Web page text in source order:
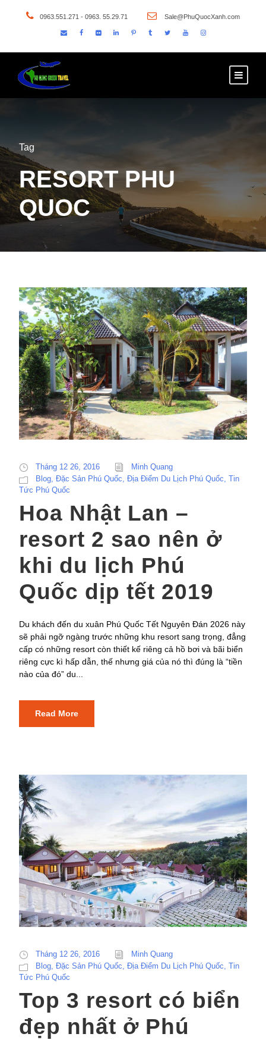
0963.551.271 - 0963. 55.29.71 Sale@PhuQuocXanh.com
Tag
RESORT PHU
QUOC
Tháng 12 26, 2016
Minh Quang
Blog, Đặc Sản Phú Quốc, Địa Điểm Du Lịch Phú Quốc, Tin
Tức Phú Quốc
Hoa Nhật Lan –
resort 2 sao nên ở
khi du lịch Phú
Quốc dịp tết 2019
Du khách đến du xuân Phú Quốc Tết Nguyên Đán 2026 này
sẽ phải ngỡ ngàng trước những khu resort sang trọng, đẳng
cấp có những resort còn thiết kế riêng cả hồ bơi và bãi biển
riêng cực kì hấp dẫn, thế nhưng giá của nó thì đúng là “tiền
nào của đó” du...
Read More
Tháng 12 26, 2016
Minh Quang
Blog, Đặc Sản Phú Quốc, Địa Điểm Du Lịch Phú Quốc, Tin
Tức Phú Quốc
Top 3 resort có biển
đẹp nhất ở Phú